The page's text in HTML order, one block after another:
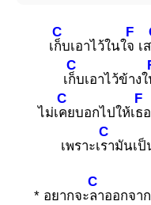
เ
C
ก็บเอาไว้ในใ
F
จ เส
เ
C
ก็บเอาไว้ข้างใ
ไม่เ
C
คยบอกไปให้เ
F
ธ
เพราะเ
C
รามันเป็
* อยากจะ
C
ลาออกจา